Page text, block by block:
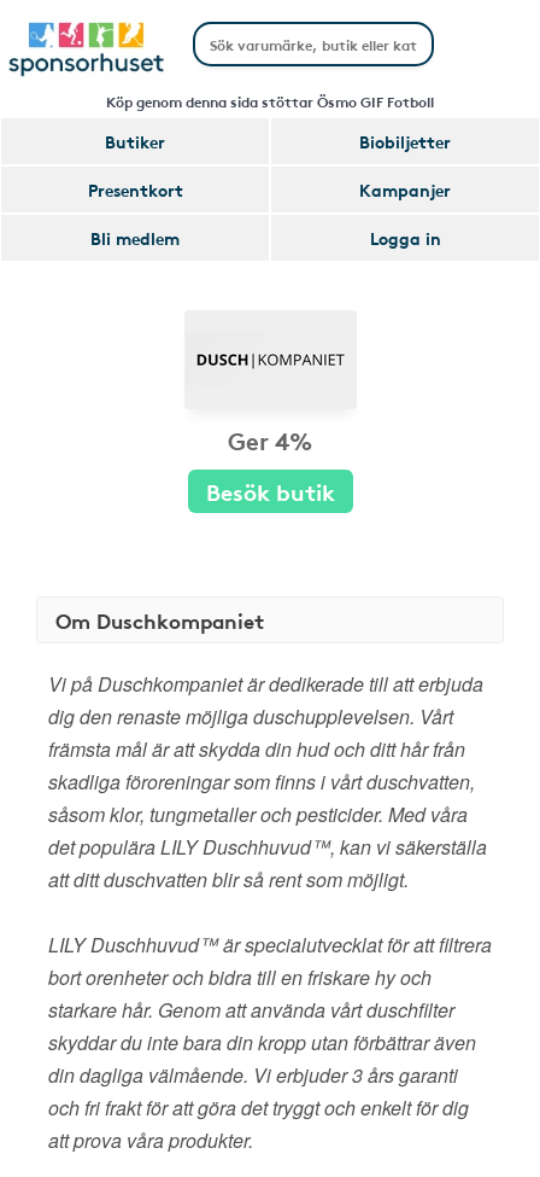
Köp genom denna sida stöttar Ösmo GIF Fotboll
Butiker
Biobiljetter
Presentkort
Kampanjer
Bli medlem
Logga in
Ger 4%
Besök butik
Om Duschkompaniet
Vi på Duschkompaniet är dedikerade till att erbjuda
dig den renaste möjliga duschupplevelsen. Vårt
främsta mål är att skydda din hud och ditt hår från
skadliga föroreningar som finns i vårt duschvatten,
såsom klor, tungmetaller och pesticider. Med våra
det populära LILY Duschhuvud™, kan vi säkerställa
att ditt duschvatten blir så rent som möjligt.
LILY Duschhuvud™ är specialutvecklat för att filtrera
bort orenheter och bidra till en friskare hy och
starkare hår. Genom att använda vårt duschfilter
skyddar du inte bara din kropp utan förbättrar även
din dagliga välmående. Vi erbjuder 3 års garanti
och fri frakt för att göra det tryggt och enkelt för dig
att prova våra produkter.